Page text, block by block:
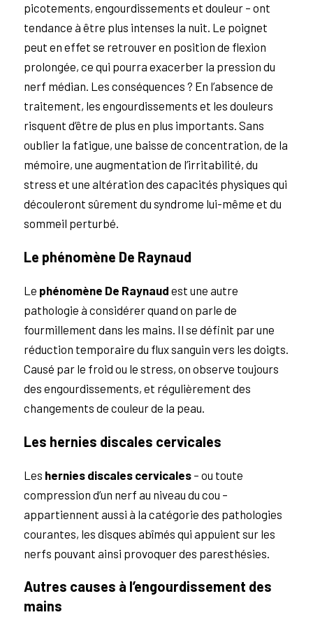
picotements, engourdissements et douleur – ont
tendance à être plus intenses la nuit. Le poignet
peut en effet se retrouver en position de flexion
prolongée, ce qui pourra exacerber la pression du
nerf médian. Les conséquences ? En l’absence de
traitement, les engourdissements et les douleurs
risquent d’être de plus en plus importants. Sans
oublier la fatigue, une baisse de concentration, de la
mémoire, une augmentation de l’irritabilité, du
stress et une altération des capacités physiques qui
découleront sûrement du syndrome lui-même et du
sommeil perturbé.
Le phénomène De Raynaud
Le phénomène De Raynaud est une autre
pathologie à considérer quand on parle de
fourmillement dans les mains. Il se définit par une
réduction temporaire du flux sanguin vers les doigts.
Causé par le froid ou le stress, on observe toujours
des engourdissements, et régulièrement des
changements de couleur de la peau.
Les hernies discales cervicales
Les hernies discales cervicales– ou toute
compression d’un nerf au niveau du cou –
appartiennent aussi à la catégorie des pathologies
courantes, les disques abîmés qui appuient sur les
nerfs pouvant ainsi provoquer des paresthésies.
Autres causes à l’engourdissement des
mains